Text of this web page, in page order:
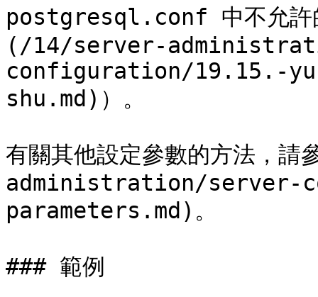
postgresql.conf 中不允
(/14/server-
configuration/19.15.-
shu.md)）。
有關其他設定參數的方法
administration/
parameters.md)。
### 範例